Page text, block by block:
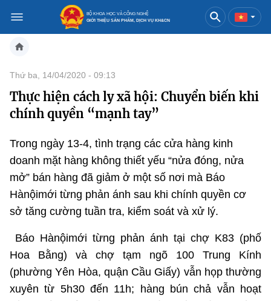
BỘ KHOA HỌC VÀ CÔNG NGHỆ
GIỚI THIỆU SẢN PHẨM, DỊCH VỤ KH&CN
Danh mục
Trang chủ
Khoa học và công nghệ
Sản phẩm
Dịch vụ
Báo in
Báo điện tử
Phát hành
Đổi mới sáng tạo
Sản phẩm
Dịch vụ
Bưu chính
Sản phẩm
Dịch vụ
Bưu chính
Viễn thông
Sản phẩm
Dịch vụ
Công nghệ thông tin, Điện tử
Sản phẩm
Lĩnh vực khác
Thứ ba, 14/04/2020 - 09:13
Thực hiện cách ly xã hội: Chuyển biến khi
chính quyền “mạnh tay”
Trong ngày 13-4, tình trạng các cửa hàng kinh
doanh mặt hàng không thiết yếu “nửa đóng, nửa
mở” bán hàng đã giảm ở một số nơi mà Báo
Hànộimới từng phản ánh sau khi chính quyền cơ
sở tăng cường tuần tra, kiểm soát và xử lý.
Báo Hànộimới từng phản ánh tại chợ K83 (phố
Hoa Bằng) và chợ tạm ngõ 100 Trung Kính
(phường Yên Hòa, quận Cầu Giấy) vẫn họp thường
xuyên từ 5h30 đến 11h; hàng bún chả vẫn hoạt